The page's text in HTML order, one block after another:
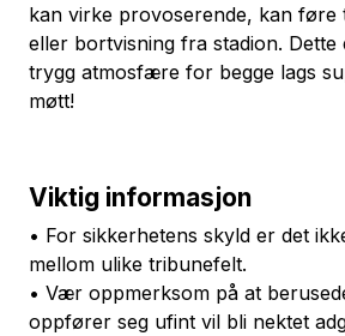
kan virke provoserende, kan føre
eller bortvisning fra stadion.
trygg atmosfære for begge lags
møtt!
Viktig informasjon
• For sikkerhetens skyld er det
mellom ulike tribunefelt.
• Vær oppmerksom på at
oppfører seg ufint vil bli nektet